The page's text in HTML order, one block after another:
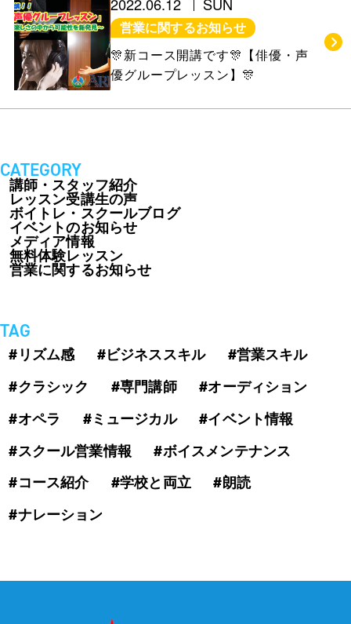
営業に関するお知らせ
🎊新コース開講です🎊【俳優・声
優グループレッスン】🎊
CATEGORY
講師・スタッフ紹介
レッスン受講生の声
ボイトレ・スクールブログ
イベントのお知らせ
メディア情報
無料体験レッスン
営業に関するお知らせ
TAG
#リズム感 #ビジネススキル
#営業スキル
#クラシック
#専門講師
#オーディション
#オペラ
#ミュージカル
#イベント情報
#スクール営業情報
#ボイスメンテナンス
#コース紹介
#学校と両立
#朗読
#ナレーション